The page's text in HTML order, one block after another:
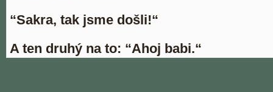
“Sakra, tak jsme došli!“
A ten druhý na to: “Ahoj babi.“